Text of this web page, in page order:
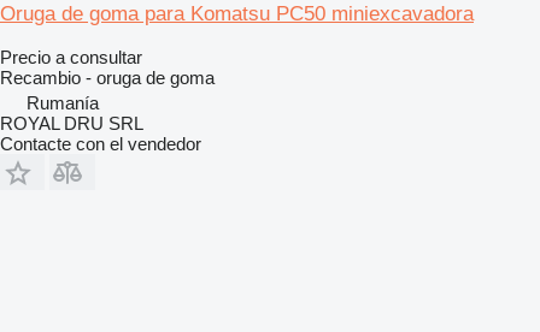
Oruga de goma para Komatsu PC50 miniexcavadora
Precio a consultar
Recambio - oruga de goma
Rumanía
ROYAL DRU SRL
Contacte con el vendedor